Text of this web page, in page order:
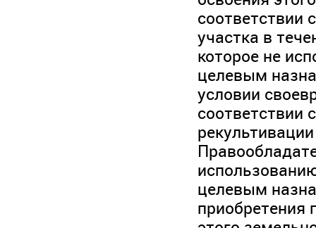
соответствии
участка в
которое не
целевым
условии
соответствии
целевым
приобретения